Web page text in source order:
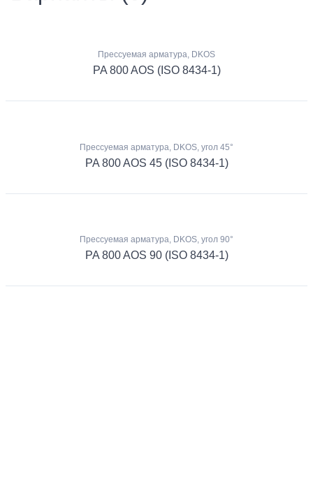
Прессуемая арматура, DKOS
PA 800 AOS (ISO 8434-1)
Прессуемая арматура, DKOS, угол 45°
PA 800 AOS 45 (ISO 8434-1)
Прессуемая арматура, DKOS, угол 90°
PA 800 AOS 90 (ISO 8434-1)